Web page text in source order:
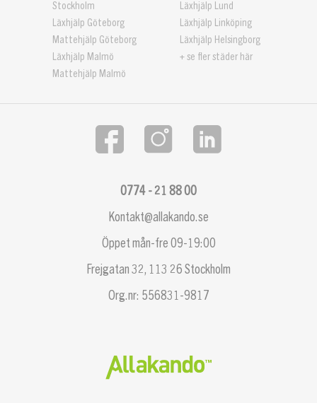
Stockholm
Läxhjälp Göteborg
Mattehjälp Göteborg
Läxhjälp Malmö
Mattehjälp Malmö
Läxhjälp Lund
Läxhjälp Linköping
Läxhjälp Helsingborg
+ se fler städer här
Kontakt@allakando.se
0774 - 21 88 00
Öppet mån-fre 09-19:00
Frejgatan 32, 113 26 Stockholm
Org.nr: 556831-9817